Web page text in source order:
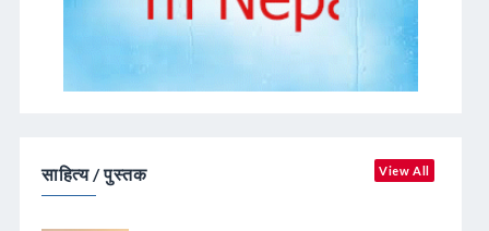
साहित्य / पुस्तक View All